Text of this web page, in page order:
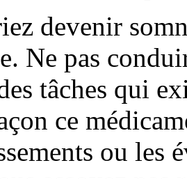
devenir
Ne pas
tâches qui
ce
ou les